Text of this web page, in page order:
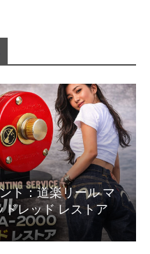
ト：道楽リール マ
レッド レストア